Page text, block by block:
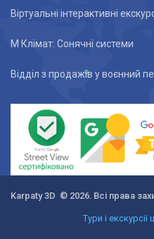
Віртуальні інтерактивні
М Клімат: Сонячні системи
Відділ з продажів у воєнний
Karpaty 3D © 2026. Всі права
Тури і екскурсії